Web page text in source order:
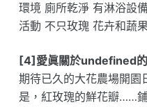
環境 廁所乾淨 有淋浴設
活動 不只玫瑰 花卉和蔬
[4]愛眞關於undefined的
期待已久的大花農場開園
是，紅玫瑰的鮮花瓣……